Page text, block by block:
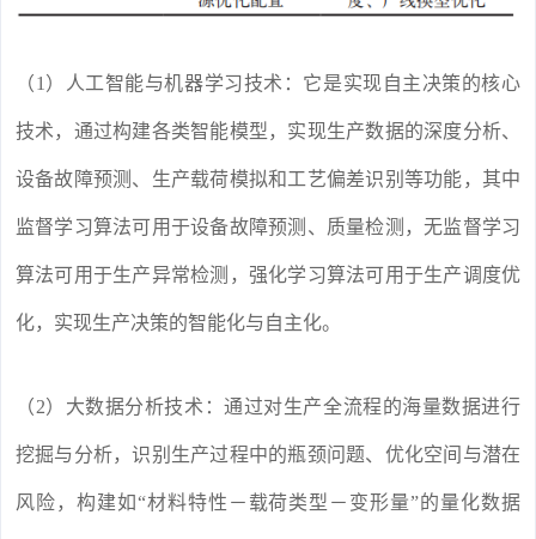
（1）人工智能与机器学习技术：它是实现自主决策的核心
技术，通过构建各类智能模型，实现生产数据的深度分析、
设备故障预测、生产载荷模拟和工艺偏差识别等功能，其中
监督学习算法可用于设备故障预测、质量检测，无监督学习
算法可用于生产异常检测，强化学习算法可用于生产调度优
化，实现生产决策的智能化与自主化。
（2）大数据分析技术：通过对生产全流程的海量数据进行
挖掘与分析，识别生产过程中的瓶颈问题、优化空间与潜在
风险，构建如“材料特性－载荷类型－变形量”的量化数据